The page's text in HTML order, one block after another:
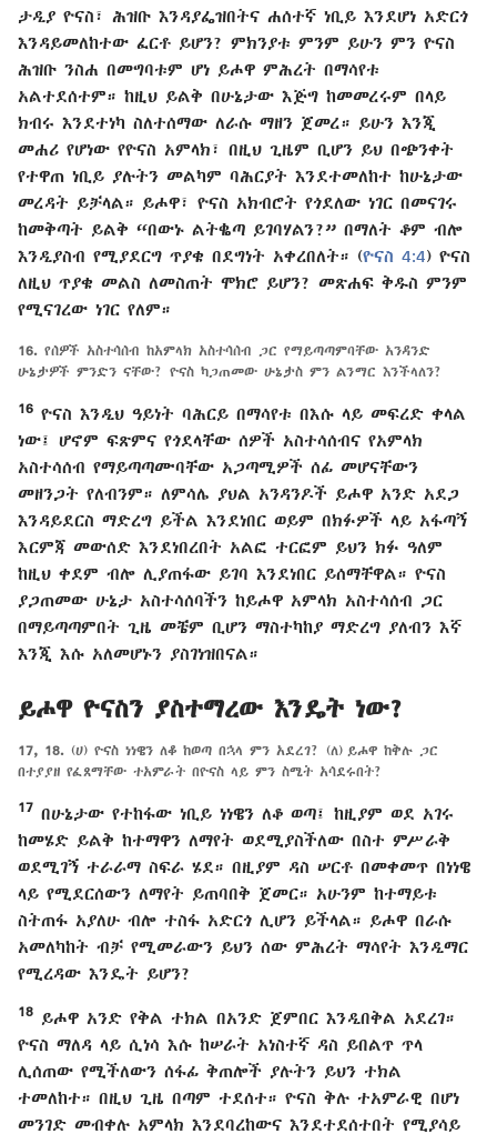
ታዲያ ዮናስ፣ ሕዝቡ እንዳያፌዝበትና ሐሰተኛ ነቢይ እንደሆነ አድርጎ
እንዳይመለከተው ፈርቶ ይሆን? ምክንያቱ ምንም ይሁን ምን ዮናስ
ሕዝቡ ንስሐ በመግባቱም ሆነ ይሖዋ ምሕረት በማሳየቱ
አልተደሰተም። ከዚህ ይልቅ በሁኔታው እጅግ ከመመረሩም በላይ
ክብሩ እንደተነካ ስለተሰማው ለራሱ ማዘን ጀመረ። ይሁን እንጂ
መሐሪ የሆነው የዮናስ አምላክ፣ በዚህ ጊዜም ቢሆን ይህ በጭንቀት
የተዋጠ ነቢይ ያሉትን መልካም ባሕርያት እንደተመለከተ ከሁኔታው
መረዳት ይቻላል። ይሖዋ፣ ዮናስ አክብሮት የጎደለው ነገር በመናገሩ
ከመቅጣት ይልቅ “በውኑ ልትቈጣ ይገባሃልን?” በማለት ቆም ብሎ
እንዲያስብ የሚያደርግ ጥያቄ በደግነት አቀረበለት። (ዮናስ 4:4) ዮናስ
ለዚህ ጥያቄ መልስ ለመስጠት ሞክሮ ይሆን? መጽሐፍ ቅዱስ ምንም
የሚናገረው ነገር የለም።
16. የሰዎች አስተሳሰብ ከአምላክ አስተሳሰብ ጋር የማይጣጣምባቸው አንዳንድ
ሁኔታዎች ምንድን ናቸው? ዮናስ ካጋጠመው ሁኔታስ ምን ልንማር እንችላለን?
16 ዮናስ እንዲህ ዓይነት ባሕርይ በማሳየቱ በእሱ ላይ መፍረድ ቀላል
ነው፤ ሆኖም ፍጽምና የጎደላቸው ሰዎች አስተሳሰብና የአምላክ
አስተሳሰብ የማይጣጣሙባቸው አጋጣሚዎች ሰፊ መሆናቸውን
መዘንጋት የለብንም። ለምሳሌ ያህል አንዳንዶች ይሖዋ አንድ አደጋ
እንዳይደርስ ማድረግ ይችል እንደነበር ወይም በክፉዎች ላይ አፋጣኝ
እርምጃ መውሰድ እንደነበረበት አልፎ ተርፎም ይህን ክፉ ዓለም
ከዚህ ቀደም ብሎ ሊያጠፋው ይገባ እንደነበር ይሰማቸዋል። ዮናስ
ያጋጠመው ሁኔታ አስተሳሰባችን ከይሖዋ አምላክ አስተሳሰብ ጋር
በማይጣጣምበት ጊዜ መቼም ቢሆን ማስተካከያ ማድረግ ያለብን እኛ
እንጂ እሱ አለመሆኑን ያስገነዝበናል።
ይሖዋ ዮናስን ያስተማረው እንዴት ነው?
17, 18. (ሀ) ዮናስ ነነዌን ለቆ ከወጣ በኋላ ምን አደረገ? (ለ) ይሖዋ ከቅሉ ጋር
በተያያዘ የፈጸማቸው ተአምራት በዮናስ ላይ ምን ስሜት አሳደሩበት?
17 በሁኔታው የተከፋው ነቢይ ነነዌን ለቆ ወጣ፤ ከዚያም ወደ አገሩ
ከመሄድ ይልቅ ከተማዋን ለማየት ወደሚያስችለው በስተ ምሥራቅ
ወደሚገኝ ተራራማ ስፍራ ሄደ። በዚያም ዳስ ሠርቶ በመቀመጥ በነነዌ
ላይ የሚደርሰውን ለማየት ይጠባበቅ ጀመር። አሁንም ከተማይቱ
ስትጠፋ አያለሁ ብሎ ተስፋ አድርጎ ሊሆን ይችላል። ይሖዋ በራሱ
አመለካከት ብቻ የሚመራውን ይህን ሰው ምሕረት ማሳየት እንዲማር
የሚረዳው እንዴት ይሆን?
18
ይሖዋ አንድ የቅል ተክል በአንድ ጀምበር እንዲበቅል አደረገ።
ዮናስ ማለዳ ላይ ሲነሳ እሱ ከሠራት አነስተኛ ዳስ ይበልጥ ጥላ
ሊሰጠው የሚችለውን ሰፋፊ ቅጠሎች ያሉትን ይህን ተክል
ተመለከተ። በዚህ ጊዜ በጣም ተደሰተ። ዮናስ ቅሉ ተአምራዊ በሆነ
መንገድ መብቀሉ አምላክ እንደባረከውና እንደተደሰተበት የሚያሳይ